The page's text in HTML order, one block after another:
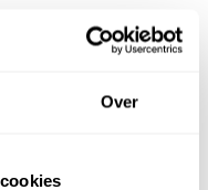
Over